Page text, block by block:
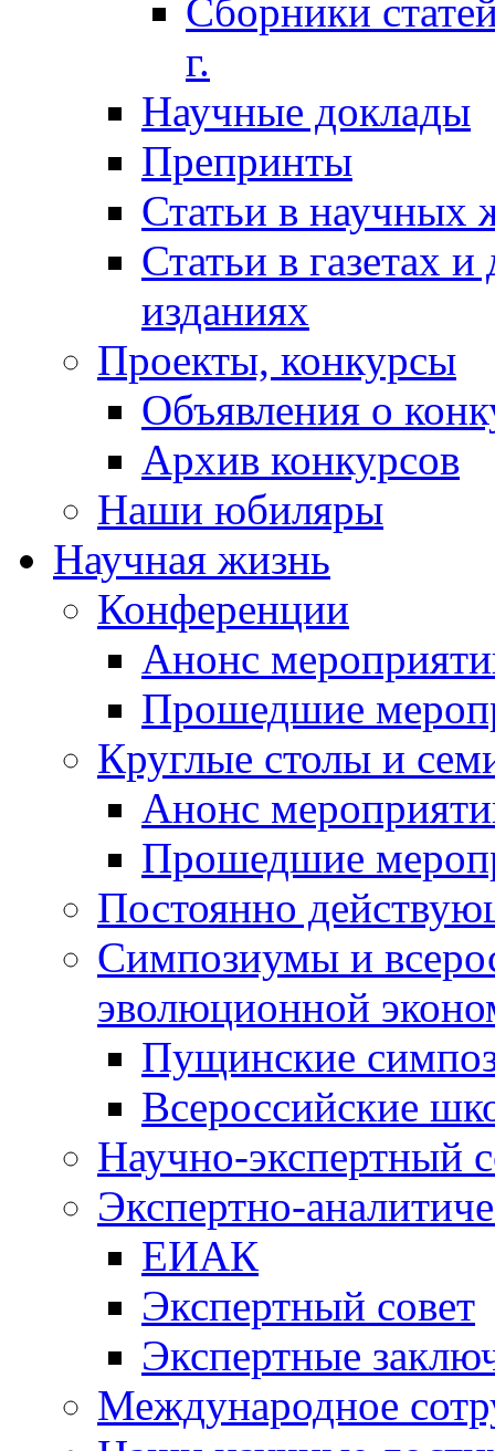
Сборники
г.
Научные доклады
Препринты
Статьи в научных
Статьи в газетах
изданиях
Проекты, конкурсы
Объявления о
Архив конкурсов
Наши юбиляры
Научная жизнь
Конференции
Анонс
Прошедшие
Круглые столы и
Анонс
Прошедшие
Постоянно
Симпозиумы и
эволюционной
Пущинские
Всероссийские
Научно-экспертный
Экспертно-
ЕИАК
Экспертный совет
Экспертные
Международное